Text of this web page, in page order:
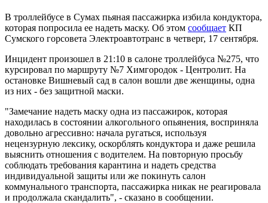
В троллейбусе в Сумах пьяная пассажирка избила кондуктора,
которая попросила ее надеть маску. Об этом сообщает КП
Сумского горсовета Электроавтотранс в четверг, 17 сентября.
Инцидент произошел в 21:10 в салоне троллейбуса №275, что
курсировал по маршруту №7 Химгородок - Центролит. На
остановке Вишневый сад в салон вошли две женщины, одна
из них - без защитной маски.
"Замечание надеть маску одна из пассажирок, которая
находилась в состоянии алкогольного опьянения, восприняла
довольно агрессивно: начала ругаться, используя
нецензурную лексику, оскорблять кондуктора и даже решила
выяснить отношения с водителем. На повторную просьбу
соблюдать требования карантина и надеть средства
индивидуальной защиты или же покинуть салон
коммунального транспорта, пассажирка никак не реагировала
и продолжала скандалить", - сказано в сообщении.